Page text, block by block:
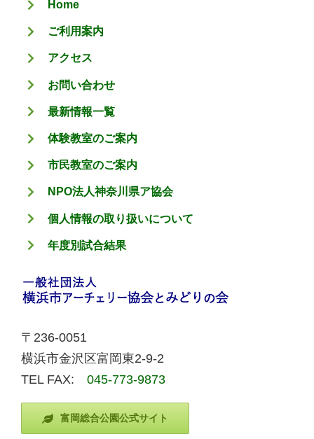
ー
Home
ご利用案内
アクセス
お問い合わせ
最新情報一覧
体験教室のご案内
市民教室のご案内
NPO法人神奈川県ア協会
個人情報の取り扱いについて
年度別試合結果
〒236-0051
横浜市金沢区富岡東2-9-2
TEL FAX: 045-773-9873
富岡総合公園公式サイト